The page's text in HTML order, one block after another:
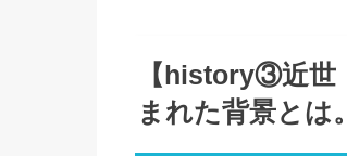
【history③近世
まれた背景とは。